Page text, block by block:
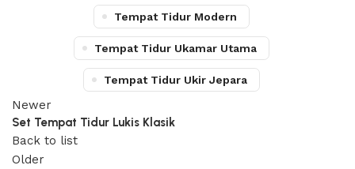
Tempat Tidur Modern
Tempat Tidur Ukamar Utama
Tempat Tidur Ukir Jepara
Newer
Set Tempat Tidur Lukis Klasik
Back to list
Older